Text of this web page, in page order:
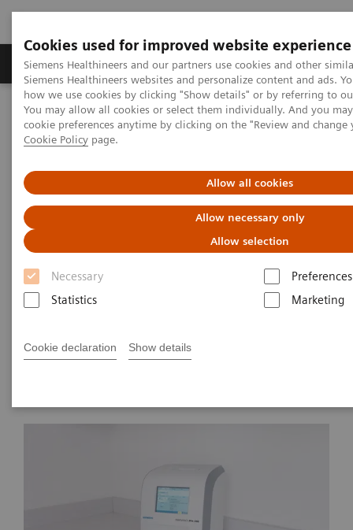
Cookies used for improved website experience
Siemens Healthineers and our partners use cookies and other
Siemens Healthineers websites and personalize content and ads.
how we use cookies by clicking "Show details" or by referring to
You may allow all cookies or select them individually. And you
cookie preferences anytime by clicking on the "Review and
Cookie Policy page.
Allow all cookies
Allow necessary only
Allow selection
Necessary
Preferences
Statistics
Marketing
Cookie declaration Show details
Soluzioni e servizi Insights La nostra
Home
Diagnostica di laboratorio
Emostasi: portafoglio Reagenti
Sistemi per emostasi
INNOVANCE PFA-200 System
INNOVANCE PFA-200 System
Rilevazione rapida ed affidabile della
funzionalità piastrinica